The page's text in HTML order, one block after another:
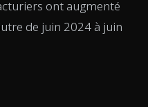
ont augmenté
de juin 2024 à juin